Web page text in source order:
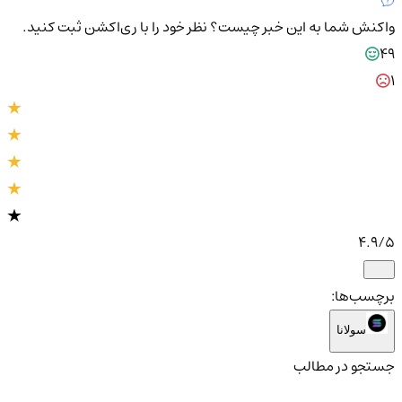
واکنش شما به این خبر چیست؟نظر خود را با ری‌اکشن ثبت کنید.
49
4.9/5
برچسب‌ها:
سولانا
جستجو در مطالب